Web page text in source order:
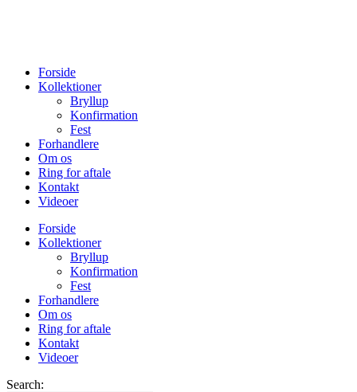
Forside
Kollektioner
Bryllup
Konfirmation
Fest
Forhandlere
Om os
Ring for aftale
Kontakt
Videoer
Forside
Kollektioner
Bryllup
Konfirmation
Fest
Forhandlere
Om os
Ring for aftale
Kontakt
Videoer
Search: